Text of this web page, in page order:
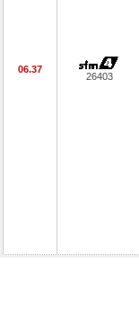
06.37
26403